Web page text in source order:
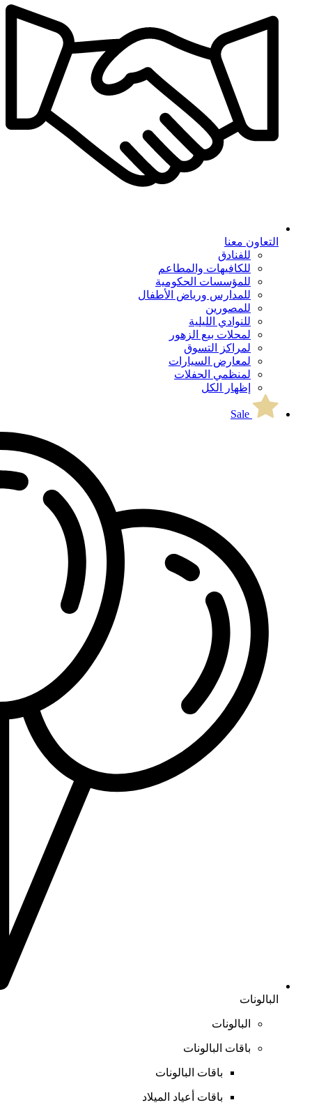
التعاون معنا
للفنادق
للكافيهات والمطاعم
للمؤسسات الحكومية
للمدارس ورياض الأطفال
للمصورين
للنوادي الليلية
لمحلات بيع الزهور
لمراكز التسوق
لمعارض السيارات
لمنظمي الحفلات
إظهار الكل
البالونات
البالونات
باقات البالونات
باقات البالونات
باقات أعياد الميلاد